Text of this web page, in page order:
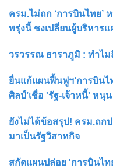
ครม.ไม่ถก ‘การบินไทย’
พรุ่งนี้ ชงเปลี่ยนผู้บริหารแ
วรวรรณ ธาราภูมิ : ทำไ
ยื่นแก้แผนฟื้นฟูฯ‘การบินไท
ศิลป์’เชื่อ 'รัฐ-เจ้าหนี้' หนุน
ยังไม่ได้ข้อสรุป! ครม.ถ
มาเป็นรัฐวิสาหกิจ
สกัดแผนปล่อย 'การบินไ